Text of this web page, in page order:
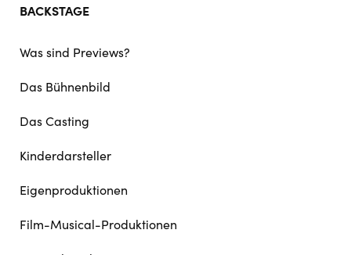
BACKSTAGE
Was sind Previews?
Das Bühnenbild
Das Casting
Kinderdarsteller
Eigenproduktionen
Film-Musical-Produktionen